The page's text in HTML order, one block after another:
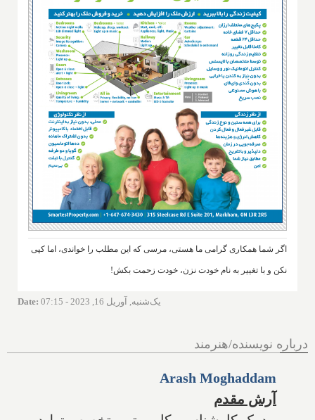
اگر شما همکاری گرامی ما هستی، مرسی که این مطلب را خواندی، اما کپی
نکن و با تغییر به نام خودت نزن، خودت زحمت بکش!
Date: یک‌شنبه, آوریل 16, 2023 - 07:15
درباره نویسنده/هنرمند
Arash Moghaddam
آرش مقدم